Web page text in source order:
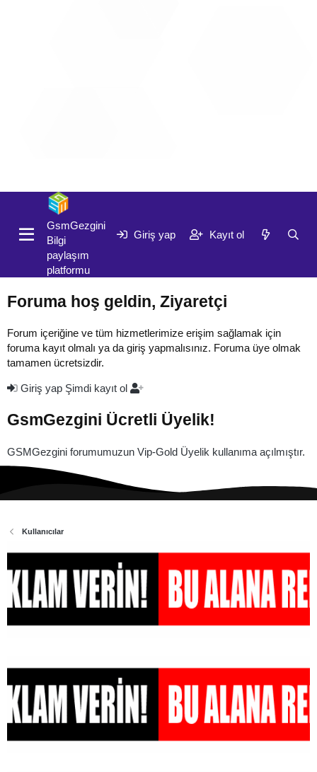
GsmGezgini
Bilgi
paylaşım
platformu
Giriş yap Kayıt ol
Foruma hoş geldin, Ziyaretçi
Forum içeriğine ve tüm hizmetlerimize erişim sağlamak için
foruma kayıt olmalı ya da giriş yapmalısınız. Foruma üye olmak
tamamen ücretsizdir.
Giriş yap Şimdi kayıt ol
GsmGezgini Ücretli Üyelik!
GSMGezgini forumumuzun Vip-Gold Üyelik kullanıma açılmıştır.
Kullanıcılar